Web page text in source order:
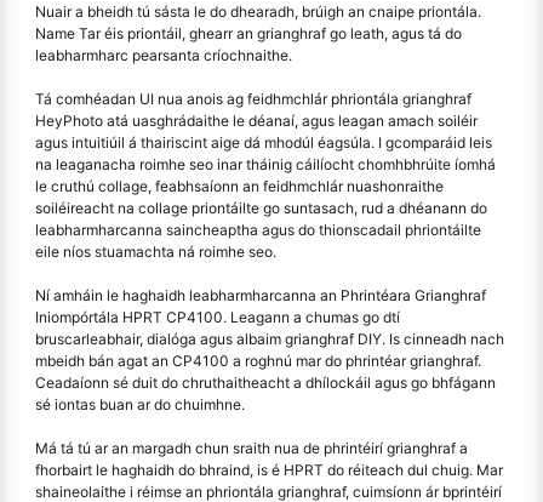
Nuair a bheidh tú sásta le do dhearadh, brúigh an cnaipe priontála.
Name Tar éis priontáil, ghearr an grianghraf go leath, agus tá do
leabharmharc pearsanta críochnaithe.
Tá comhéadan UI nua anois ag feidhmchlár phriontála grianghraf
HeyPhoto atá uasghrádaithe le déanaí, agus leagan amach soiléir
agus intuitiúil á thairiscint aige dá mhodúl éagsúla. I gcomparáid leis
na leaganacha roimhe seo inar tháinig cáilíocht chomhbhrúite íomhá
le cruthú collage, feabhsaíonn an feidhmchlár nuashonraithe
soiléireacht na collage priontáilte go suntasach, rud a dhéanann do
leabharmharcanna saincheaptha agus do thionscadail phriontáilte
eile níos stuamachta ná roimhe seo.
Ní amháin le haghaidh leabharmharcanna an Phrintéara Grianghraf
Iniompórtála HPRT CP4100. Leagann a chumas go dtí
bruscarleabhair, dialóga agus albaim grianghraf DIY. Is cinneadh nach
mbeidh bán agat an CP4100 a roghnú mar do phrintéar grianghraf.
Ceadaíonn sé duit do chruthaitheacht a dhílockáil agus go bhfágann
sé iontas buan ar do chuimhne.
Má tá tú ar an margadh chun sraith nua de phrintéirí grianghraf a
fhorbairt le haghaidh do bhraind, is é HPRT do réiteach dul chuig. Mar
shaineolaithe i réimse an phriontála grianghraf, cuimsíonn ár bprintéirí